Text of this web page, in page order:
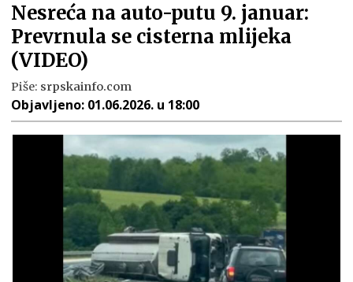
Nesreća na auto-putu 9. januar:
Prevrnula se cisterna mlijeka
(VIDEO)
Piše: srpskainfo.com
Objavljeno: 01.06.2026. u 18:00